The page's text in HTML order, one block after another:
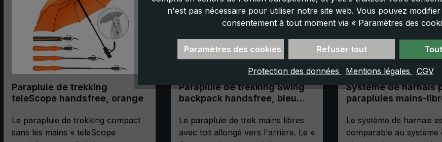
Parapluie de trekking
teleScope handsfree, orange
Le parapluie de trekking compact
sans les mains « teleScope
Parapluie de trekking Swing
backpack handsfree, bleu
Le parapluie de trek mains libres
avec toit allongé vers l'arrière. Le «
Système de harnais
parapluies mains-
Le système de harnais
comparable au système
n'est pas nécessaire pour utiliser notre site web. Vous pouvez
consentement à tout moment via « Paramètres des
Paramètres des cookies Refuser tout
Protection des données Mentions légales CGV